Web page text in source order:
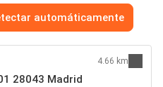
automáticamente
28043 Madrid
4.66 km